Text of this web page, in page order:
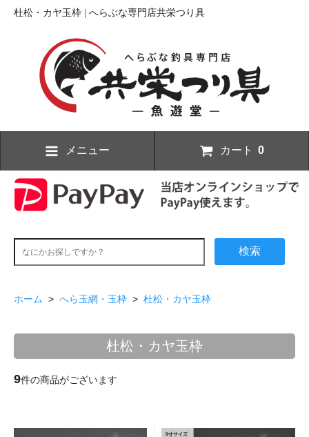
杜松・カヤ玉枠 | へらぶな専門店共栄つり具
メニュー カート 0
検索
ホーム > へら玉網・玉枠 > 杜松・カヤ玉枠
杜松・カヤ玉枠
9件の商品がございます